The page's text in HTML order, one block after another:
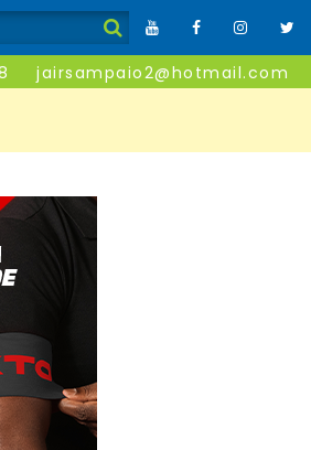
jairsampaio2@hotmail.com